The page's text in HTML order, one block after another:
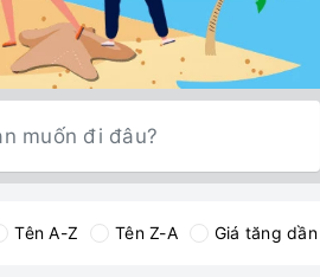
Tên A-Z Tên Z-A Giá tăng dần